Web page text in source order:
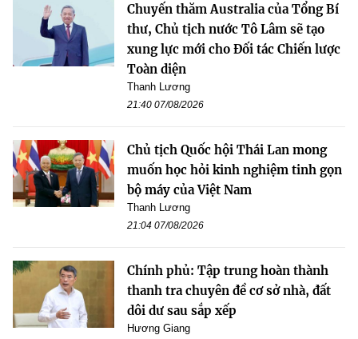
Chuyến thăm Australia của Tổng Bí
thư, Chủ tịch nước Tô Lâm sẽ tạo
xung lực mới cho Đối tác Chiến lược
Toàn diện
Thanh Lương
21:40 07/08/2026
Chủ tịch Quốc hội Thái Lan mong
muốn học hỏi kinh nghiệm tinh gọn
bộ máy của Việt Nam
Thanh Lương
21:04 07/08/2026
Chính phủ: Tập trung hoàn thành
thanh tra chuyên đề cơ sở nhà, đất
dôi dư sau sắp xếp
Hương Giang